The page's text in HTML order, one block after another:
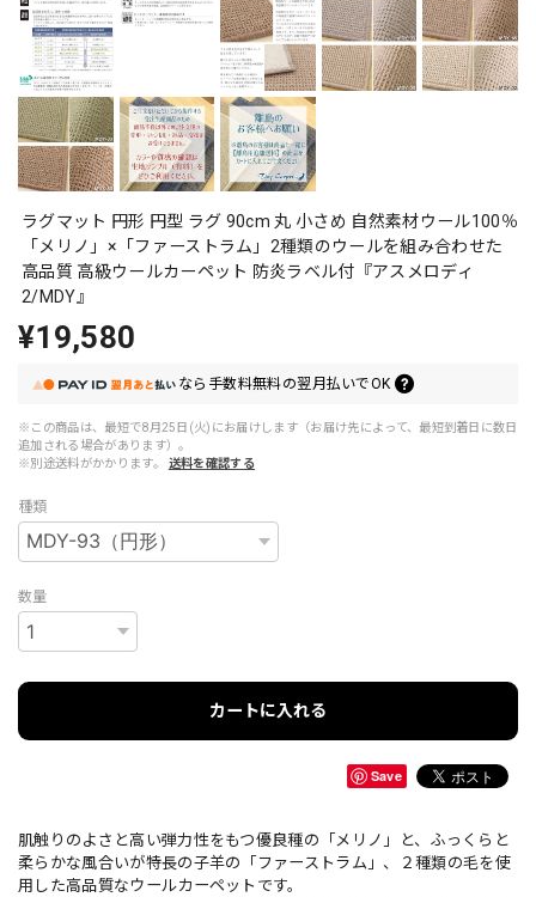
ラグマット 円形 円型 ラグ 90cm 丸 小さめ 自然素材ウール100％
「メリノ」×「ファーストラム」2種類のウールを組み合わせた
高品質 高級ウールカーペット 防炎ラベル付『アスメロディ
2/MDY』
¥19,580
なら 手数料無料の翌月払いでOK
※この商品は、最短で8月25日(火)にお届けします（お届け先によって、最短到着日に数日
追加される場合があります）。
※別途送料がかかります。
送料を確認する
種類
数量
カートに入れる
Save
肌触りのよさと高い弾力性をもつ優良種の「メリノ」と、ふっくらと
柔らかな風合いが特長の子羊の「ファーストラム」、２種類の毛を使
用した高品質なウールカーペットです。